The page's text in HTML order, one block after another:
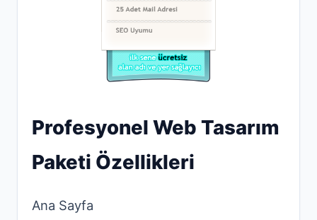
Profesyonel Web Tasarım
Paketi Özellikleri
Ana Sayfa